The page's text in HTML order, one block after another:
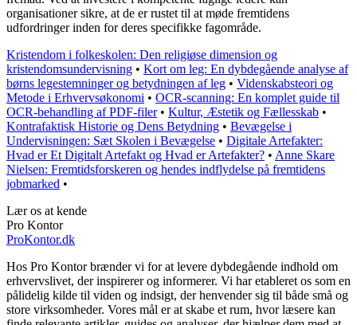
organisationer sikre, at de er rustet til at møde fremtidens
udfordringer inden for deres specifikke fagområde.
Kristendom i folkeskolen: Den religiøse dimension og
kristendomsundervisning • Kort om leg: En dybdegående analyse af
børns legestemninger og betydningen af leg • Videnskabsteori og
Metode i Erhvervsøkonomi • OCR-scanning: En komplet guide til
OCR-behandling af PDF-filer• Kultur, Æstetik og Fællesskab •
Kontrafaktisk Historie og Dens Betydning • Bevægelse i
Undervisningen: Sæt Skolen i Bevægelse • Digitale Artefakter:
Hvad er Et Digitalt Artefakt og Hvad er Artefakter? • Anne Skare
Nielsen: Fremtidsforskeren og hendes indflydelse på fremtidens
jobmarked •
Lær os at kende
Pro Kontor
ProKontor.dk
Hos Pro Kontor brænder vi for at levere dybdegående indhold om
erhvervslivet, der inspirerer og informerer. Vi har etableret os som en
pålidelig kilde til viden og indsigt, der henvender sig til både små og
store virksomheder. Vores mål er at skabe et rum, hvor læsere kan